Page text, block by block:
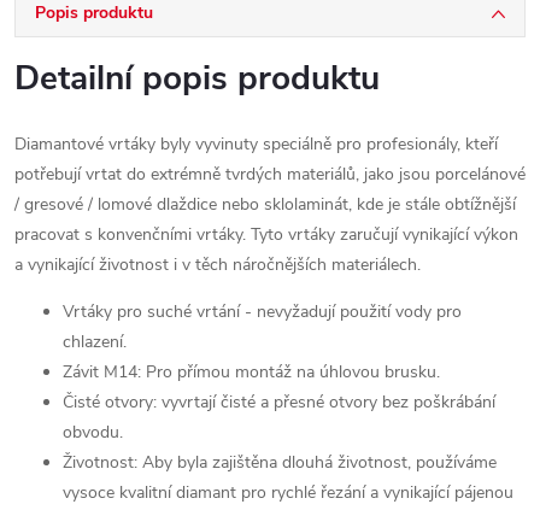
Popis produktu
Detailní popis produktu
Diamantové vrtáky byly vyvinuty speciálně pro profesionály, kteří
potřebují vrtat do extrémně tvrdých materiálů, jako jsou porcelánové
/ gresové / lomové dlaždice nebo sklolaminát, kde je stále obtížnější
pracovat s konvenčními vrtáky. Tyto vrtáky zaručují vynikající výkon
a vynikající životnost i v těch náročnějších materiálech.
Vrtáky pro suché vrtání - nevyžadují použití vody pro
chlazení.
Závit M14: Pro přímou montáž na úhlovou brusku.
Čisté otvory: vyvrtají čisté a přesné otvory bez poškrábání
obvodu.
Životnost: Aby byla zajištěna dlouhá životnost, používáme
vysoce kvalitní diamant pro rychlé řezání a vynikající pájenou